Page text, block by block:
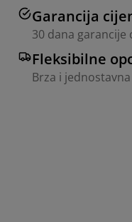
Garancija
30 dana garancije
Fleksibilne
Brza i